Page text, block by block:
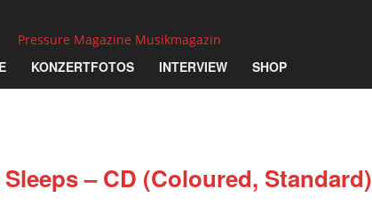
Pressure Magazine Musikmagazin
KONZERTFOTOS INTERVIEW SHOP
– CD (Coloured, Standard)